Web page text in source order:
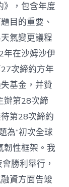
》，包含年度
目的重要、
氣變更議程
年在沙姆沙伊
次締約方年
基金，并贊
辦第28次締
第28次締約
為“初次全球
韌性框架。我
勝利舉行，
資方面告竣